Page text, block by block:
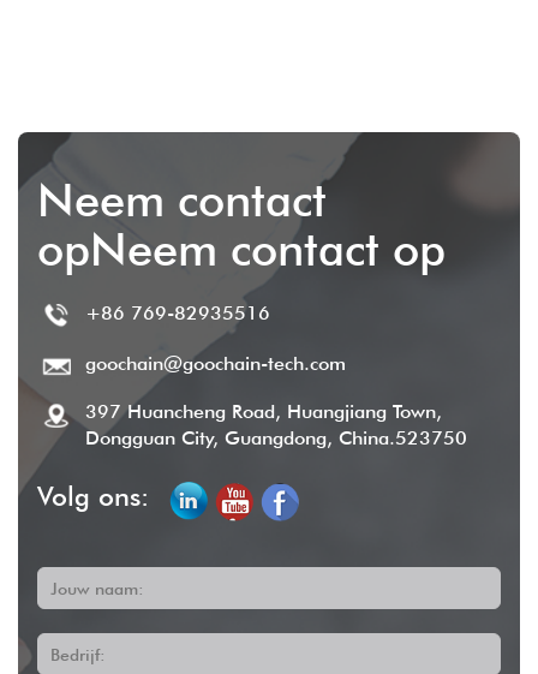
Neem contact
opNeem contact op
+86 769-82935516
goochain@goochain-tech.com
397 Huancheng Road, Huangjiang Town,
Dongguan City, Guangdong, China.523750
Volg ons:
Jouw naam:
Bedrijf: